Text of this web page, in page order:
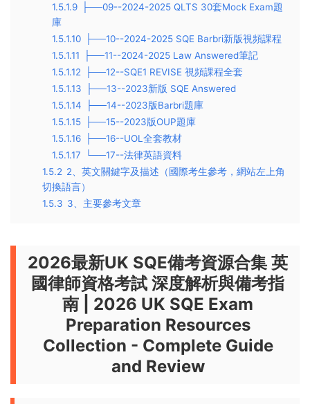
1.5.1.9
├──09--2024-2025 QLTS 30套Mock Exam題
庫
1.5.1.10
├──10--2024-2025 SQE Barbri新版視頻課程
1.5.1.11
├──11--2024-2025 Law Answered筆記
1.5.1.12
├──12--SQE1 REVISE 視頻課程全套
1.5.1.13
├──13--2023新版 SQE Answered
1.5.1.14
├──14--2023版Barbri題庫
1.5.1.15
├──15--2023版OUP題庫
1.5.1.16
├──16--UOL全套教材
1.5.1.17
└──17--法律英語資料
1.5.2 2、英文關鍵字及描述（國際考生參考，網站左上角
切換語言）
1.5.3 3、主要參考文章
2026最新UK SQE備考資源合集 英
國律師資格考試 深度解析與備考指
南
2026 UK SQE Exam
Preparation Resources
Collection - Complete Guide
and Review